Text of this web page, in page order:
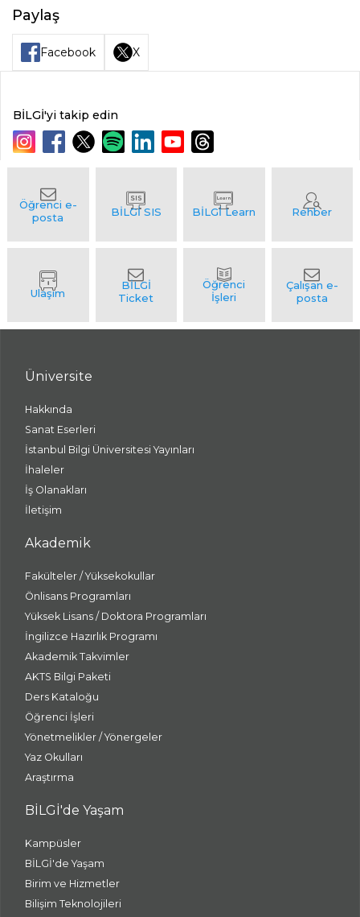
Paylaş
Facebook X
BİLGİ'yi takip edin
Üniversite
Hakkında
Sanat Eserleri
İstanbul Bilgi Üniversitesi Yayınları
İhaleler
İş Olanakları
İletişim
Akademik
Fakülteler / Yüksekokullar
Önlisans Programları
Yüksek Lisans / Doktora Programları
İngilizce Hazırlık Programı
Akademik Takvimler
AKTS Bilgi Paketi
Ders Kataloğu
Öğrenci İşleri
Yönetmelikler / Yönergeler
Yaz Okulları
Araştırma
BİLGİ'de Yaşam
Kampüsler
BİLGİ'de Yaşam
Birim ve Hizmetler
Bilişim Teknolojileri